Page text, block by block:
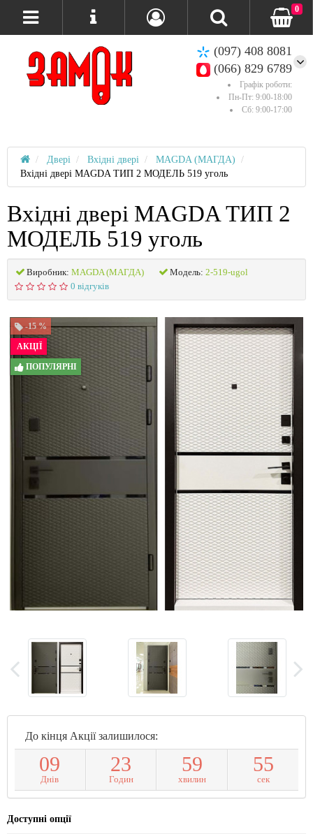
(097) 408 8081
(066) 829 6789
Графік роботи:
Пн-Пт: 9:00-18:00
Сб: 9:00-17:00
0
Двері Вхідні двері
MAGDA (МАГДА)
Вхідні двері MAGDA ТИП 2 МОДЕЛЬ 519 уголь
Вхідні двері MAGDA ТИП 2
МОДЕЛЬ 519 уголь
Виробник: MAGDA (МАГДА) Модель: 2-519-ugol
0 відгуків
-15 %
АКЦІЇ
ПОПУЛЯРНІ
До кінця Акції залишилося:
09
Днів
23
Годин
59
хвилин
54
сек
Доступні опції